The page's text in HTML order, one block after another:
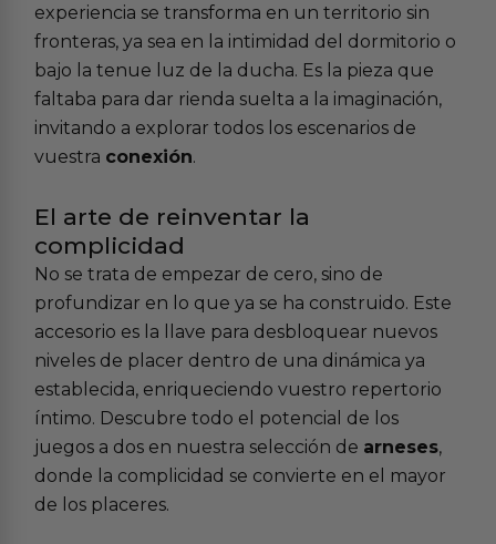
experiencia se transforma en un territorio sin
fronteras, ya sea en la intimidad del dormitorio o
bajo la tenue luz de la ducha. Es la pieza que
faltaba para dar rienda suelta a la imaginación,
invitando a explorar todos los escenarios de
vuestra conexión.
El arte de reinventar la
complicidad
No se trata de empezar de cero, sino de
profundizar en lo que ya se ha construido. Este
accesorio es la llave para desbloquear nuevos
niveles de placer dentro de una dinámica ya
establecida, enriqueciendo vuestro repertorio
íntimo. Descubre todo el potencial de los
juegos a dos en nuestra selección de arneses,
donde la complicidad se convierte en el mayor
de los placeres.